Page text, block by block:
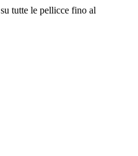
tutte le pellicce fino al